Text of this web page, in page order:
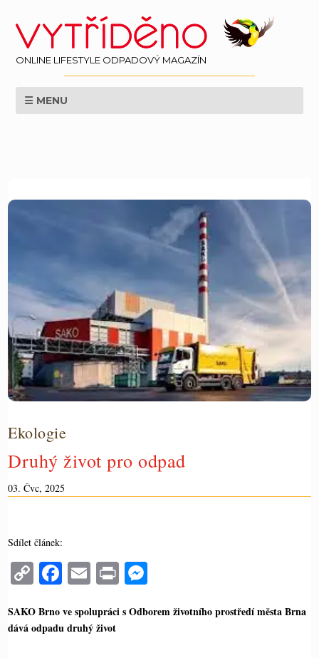
ONLINE LIFESTYLE ODPADOVÝ MAGAZÍN
☰ MENU
LIFESTYLE
PERSPEKTIVA
ČASOPIS
Ekologie
Druhý život pro odpad
03. Čvc, 2025
Sdílet článek:
C
y
Li
Fa
bo
ok
E
ail
Pr
t se
SAKO Brno ve spolupráci s Odborem životního prostředí města Brna
dává odpadu druhý život